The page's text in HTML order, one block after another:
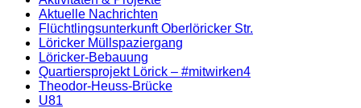
Aktuelle Nachrichten
Flüchtlingsunterkunft Oberlöricker Str.
Löricker Müllspaziergang
Löricker-Bebauung
Quartiersprojekt Lörick – #mitwirken4
Theodor-Heuss-Brücke
U81